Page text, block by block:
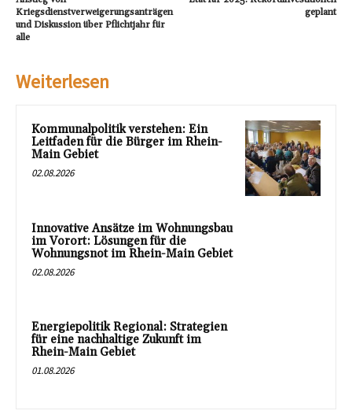
Kriegsdienstverweigerungsanträgen
und Diskussion über Pflichtjahr für
alle
geplant
Weiterlesen
Kommunalpolitik verstehen: Ein
Leitfaden für die Bürger im Rhein-
Main Gebiet
02.08.2026
Innovative Ansätze im Wohnungsbau
im Vorort: Lösungen für die
Wohnungsnot im Rhein-Main Gebiet
02.08.2026
Energiepolitik Regional: Strategien
für eine nachhaltige Zukunft im
Rhein-Main Gebiet
01.08.2026